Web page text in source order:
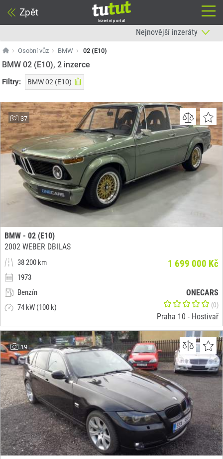
Zpět
Inzertní portál
Osobní vůz BMW 02 (E10)
BMW 02 (E10), 2 inzerce
Filtry: BMW 02 (E10)
37
BMW - 02 (E10)
2002 WEBER DBILAS
38 200 km
1973
Benzín
74 kW (100 k)
1 699 000 Kč
ONECARS
(0)
Praha 10 - Hostivař
19